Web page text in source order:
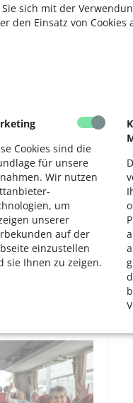
sich mit der
den Einsatz von Cookies
Cookies sind die
für unsere
Wir nutzen
um
unserer
auf der
einzustellen
sie Ihnen zu zeigen.
mit
Straßenbahn